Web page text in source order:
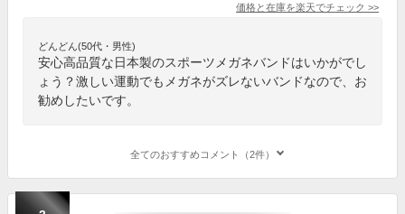
価格と在庫を楽天でチェック >>
どんどん(50代・男性)
安心高品質な日本製のスポーツメガネバンドはいかがでし
ょう？激しい運動でもメガネがズレないバンドなので、お
勧めしたいです。
全てのおすすめコメント（2件）